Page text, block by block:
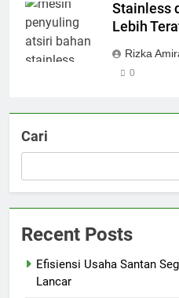
Stainless
Lebih
Rizka
0
Cari
Recent Posts
Efisiensi Usaha Santan
Lancar